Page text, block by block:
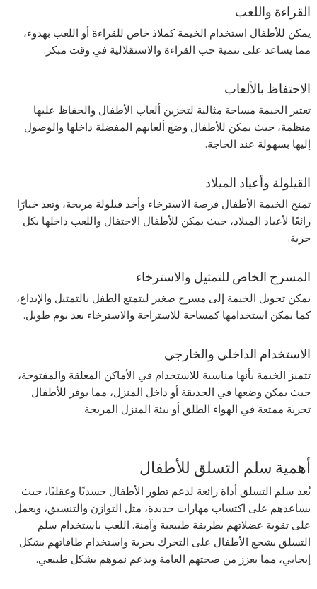
القراءة واللعب
يمكن للأطفال استخدام الخيمة كملاذ خاص للقراءة أو اللعب بهدوء،
مما يساعد على تنمية حب القراءة والاستقلالية في وقت مبكر.
الاحتفاظ بالألعاب
تعتبر الخيمة مساحة مثالية لتخزين ألعاب الأطفال والحفاظ عليها
منظمة، حيث يمكن للأطفال وضع ألعابهم المفضلة داخلها والوصول
إليها بسهولة عند الحاجة.
القيلولة وأعياد الميلاد
تمنح الخيمة الأطفال فرصة الاسترخاء وأخذ قيلولة مريحة، وتعد خيارًا
رائعًا لأعياد الميلاد، حيث يمكن للأطفال الاحتفال واللعب داخلها بكل
حرية.
المسرح الخاص للتمثيل والاسترخاء
يمكن تحويل الخيمة إلى مسرح صغير ليتمتع الطفل بالتمثيل والإبداع،
كما يمكن استخدامها كمساحة للاستراحة والاسترخاء بعد يوم طويل.
الاستخدام الداخلي والخارجي
تتميز الخيمة بأنها مناسبة للاستخدام في الأماكن المغلقة والمفتوحة،
حيث يمكن وضعها في الحديقة أو داخل المنزل، مما يوفر للأطفال
تجربة ممتعة في الهواء الطلق أو بيئة المنزل المريحة.
أهمية سلم التسلق للأطفال
يُعد سلم التسلق أداة رائعة لدعم تطور الأطفال جسديًا وعقليًا، حيث
يساعدهم على اكتساب مهارات جديدة، مثل التوازن والتنسيق، ويعمل
على تقوية عضلاتهم بطريقة طبيعية وآمنة. اللعب باستخدام سلم
التسلق يشجع الأطفال على التحرك بحرية واستخدام طاقاتهم بشكل
إيجابي، مما يعزز من صحتهم العامة ويدعم نموهم بشكل طبيعي.